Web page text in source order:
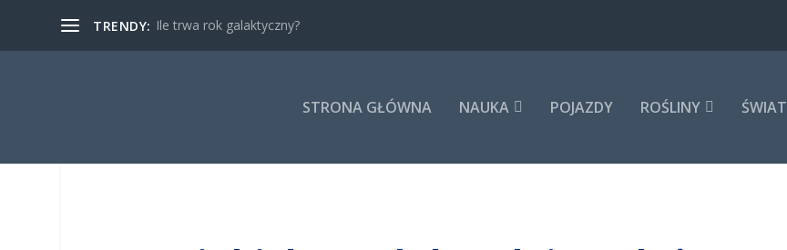
TRENDY: Ile trwa rok galaktyczny?
STRONA GŁÓWNA NAUKA POJAZDY ROŚLINY ŚWIAT